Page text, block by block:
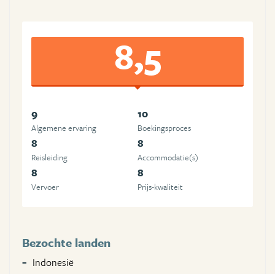
8,5
9
Algemene ervaring
10
Boekingsproces
8
Reisleiding
8
Accommodatie(s)
8
Vervoer
8
Prijs-kwaliteit
Bezochte landen
Indonesië